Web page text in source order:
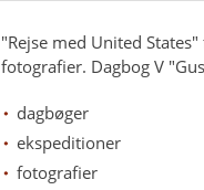
"Rejse med United
fotografier. Dagbog V
dagbøger
ekspeditioner
fotografier